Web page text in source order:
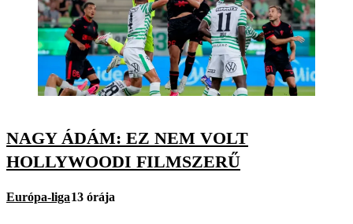
NAGY ÁDÁM: EZ NEM VOLT
HOLLYWOODI FILMSZERŰ
Európa-liga13 órája